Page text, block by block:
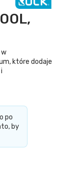
w
które dodaje
po
by